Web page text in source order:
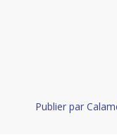
Publier par